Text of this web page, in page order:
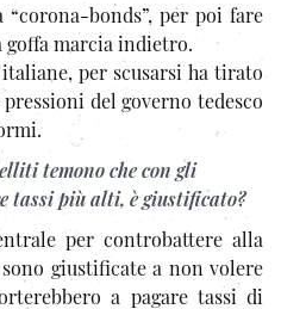
“corona-bonds”, per poi fare
goffa marcia indietro.
per scusarsi ha tirato
del governo tedesco
temono che con gli
tassi più alti, è giustificato?
per controbattere alla
giustificate a non volere
a pagare tassi di